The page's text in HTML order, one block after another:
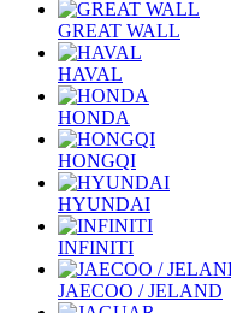
GREAT WALL
HAVAL
HONDA
HONGQI
HYUNDAI
INFINITI
JAECOO / JELAND